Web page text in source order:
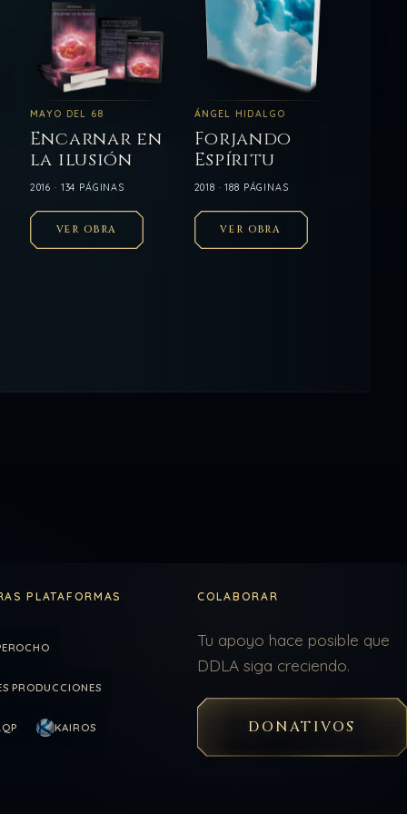
MAYO DEL 68
Encarnar en
la ilusión
2016 · 134 PÁGINAS
VER OBRA
ÁNGEL HIDALGO
Forjando
Espíritu
2018 · 188 PÁGINAS
VER OBRA
PLATAFORMAS
PRODUCCIONES
KAIROS
COLABORAR
Tu apoyo hace posible que
DDLA siga creciendo.
DONATIVOS